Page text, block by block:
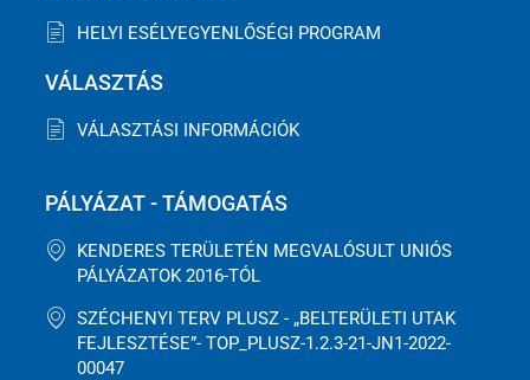
HELYI ESÉLYEGYENLŐSÉGI PROGRAM
VÁLASZTÁS
VÁLASZTÁSI INFORMÁCIÓK
PÁLYÁZAT - TÁMOGATÁS
KENDERES TERÜLETÉN MEGVALÓSULT UNIÓS
PÁLYÁZATOK 2016-TÓL
SZÉCHENYI TERV PLUSZ - „BELTERÜLETI UTAK
FEJLESZTÉSE”- TOP_PLUSZ-1.2.3-21-JN1-2022-
00047